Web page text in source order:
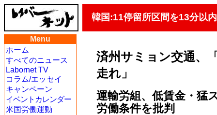
韓国:11停留所区間を13分以
Menu
ホーム
すべてのニュース
Labornet TV
コラム/エッセイ
キャンペーン
イベントカレンダー
米国労働運動
済州サミョン交通、
走れ」
運輸労組、低賃金・猛
労働条件を批判